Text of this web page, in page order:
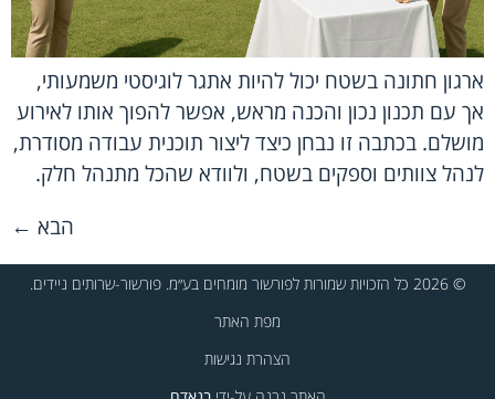
ארגון חתונה בשטח יכול להיות אתגר לוגיסטי משמעותי,
אך עם תכנון נכון והכנה מראש, אפשר להפוך אותו לאירוע
מושלם. בכתבה זו נבחן כיצד ליצור תוכנית עבודה מסודרת,
לנהל צוותים וספקים בשטח, ולוודא שהכל מתנהל חלק.
הבא ←
© 2026 כל הזכויות שמורות לפורשור מומחים בע״מ. פורשור-שרותים ניידים.
מפת האתר
הצהרת נגישות